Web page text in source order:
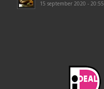
15 september 2020 - 20:55